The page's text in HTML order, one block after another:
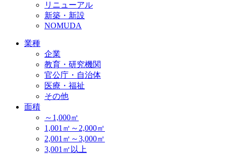
リニューアル
新築・新設
NOMUDA
業種
企業
教育・研究機関
官公庁・自治体
医療・福祉
その他
面積
～1,000㎡
1,001㎡～2,000㎡
2,001㎡～3,000㎡
3,001㎡以上